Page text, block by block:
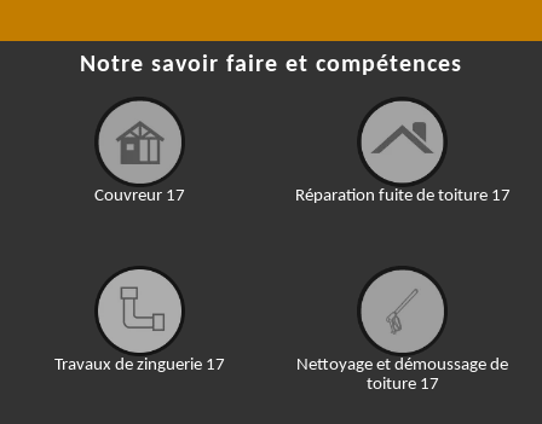
Notre savoir faire et compétences
Couvreur 17
Travaux de zinguerie 17
Réparation fuite de toiture 17
Nettoyage et démoussage de
toiture 17